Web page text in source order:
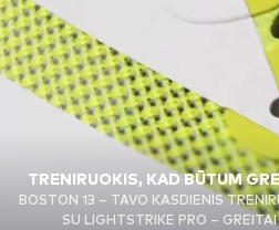
TRENIRUOKIS, KAD BŪTUM
BOSTON 13 – TAVO KASDIENIS
SU LIGHTSTRIKE PRO –